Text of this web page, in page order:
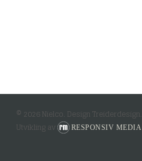
© 2026 Nielco. Design Treiderdesign.
Utvikling av
RESPONSIV MEDIA